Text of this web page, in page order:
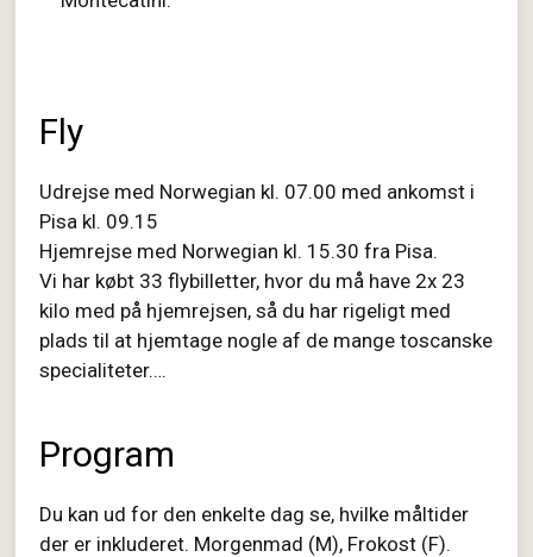
Fly
Udrejse med Norwegian kl. 07.00 med ankomst i
Pisa kl. 09.15
Hjemrejse med Norwegian kl. 15.30 fra Pisa.
Vi har købt 33 flybilletter, hvor du må have 2x 23
kilo med på hjemrejsen, så du har rigeligt med
plads til at hjemtage nogle af de mange toscanske
specialiteter….
Program
Du kan ud for den enkelte dag se, hvilke måltider
der er inkluderet. Morgenmad (M), Frokost (F).